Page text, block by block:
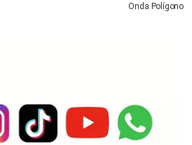
Onda Polígono